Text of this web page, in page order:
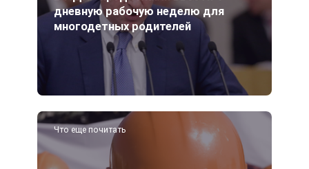
дневную рабочую неделю для
многодетных родителей
Что еще почитать